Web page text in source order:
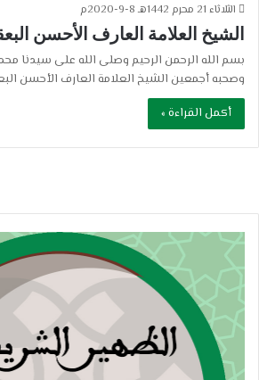
الثلاثاء 21 محرم 1442هـ 8-9-2020م
الشيخ العلامة العارف الأحسن
بسم الله الرحمن الرحيم وصلى الله على سيدنا
وصحبه أجمعين الشيخ العلامة العارف الأحسن
أكمل القراءة »